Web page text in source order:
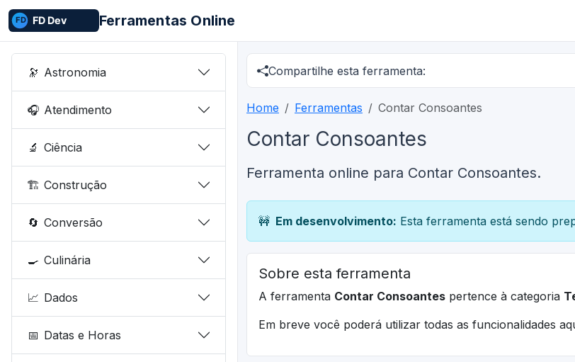
Ferramentas Online
🔭 Astronomia
🎧 Atendimento
🔬 Ciência
🏗️ Construção
🔄 Conversão
🍳 Culinária
📈 Dados
📅 Datas e Horas
Compartilhe esta ferramenta:
Home Ferramentas Contar Consoantes
Contar Consoantes
Ferramenta online para Contar Consoantes.
🚧 Em desenvolvimento: Esta ferramenta está sendo
Sobre esta ferramenta
A ferramenta Contar Consoantes pertence à categoria
Em breve você poderá utilizar todas as funcionalidades